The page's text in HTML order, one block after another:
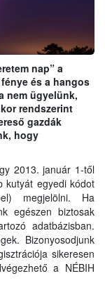
nap” a
és a hangos
nem ügyelünk,
rendszerint
gazdák
hogy
2013. január 1-től
kutyát egyedi kódot
megjelölni. Ha
egészen biztosak
adatbázisban.
Bizonyosodjunk
sikeresen
a NÉBIH